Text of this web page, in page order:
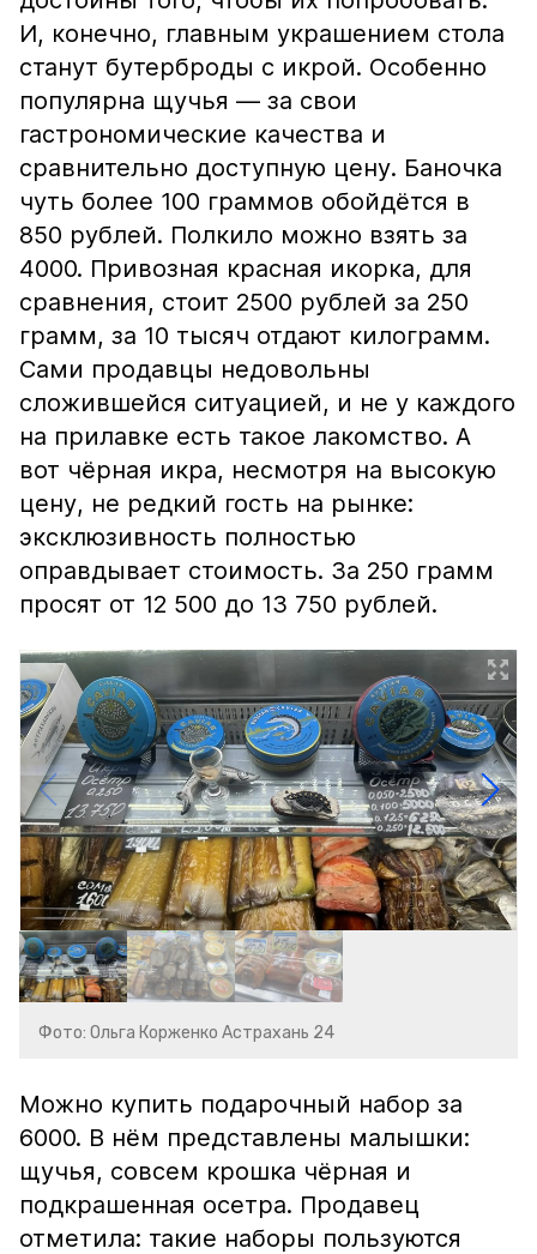
И, конечно, главным украшением стола
станут бутерброды с икрой. Особенно
популярна щучья — за свои
гастрономические качества и
сравнительно доступную цену. Баночка
чуть более 100 граммов обойдётся в
850 рублей. Полкило можно взять за
4000. Привозная красная икорка, для
сравнения, стоит 2500 рублей за 250
грамм, за 10 тысяч отдают килограмм.
Сами продавцы недовольны
сложившейся ситуацией, и не у каждого
на прилавке есть такое лакомство. А
вот чёрная икра, несмотря на высокую
цену, не редкий гость на рынке:
эксклюзивность полностью
оправдывает стоимость. За 250 грамм
просят от 12 500 до 13 750 рублей.
Фото: Ольга Корженко Астрахань 24
Можно купить подарочный набор за
6000. В нём представлены малышки:
щучья, совсем крошка чёрная и
подкрашенная осетра. Продавец
отметила: такие наборы пользуются